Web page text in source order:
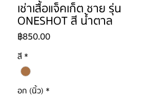
เช่าเสื้อแจ็คเก็ต ชาย รุ่น
ONESHOT สี น้ำตาล
฿850.00ราคา
สี *
อก (นิ้ว) *